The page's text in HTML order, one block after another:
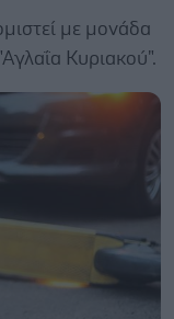
με μονάδα
Κυριακού".